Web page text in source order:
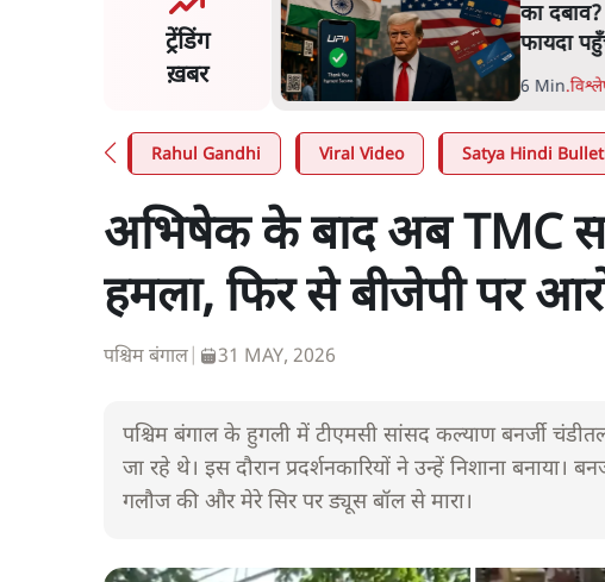
ट्रेंडिंग
ख़बर
वीजा-मास्टरकार्ड को
काली;
इथेनॉल':
5 Min.देश
Rahul Gandhi Viral Video Satya Hindi
अभिषेक के बाद अब TMC
हमला, फिर से बीजेपी पर
पश्चिम बंगाल 31 MAY, 2026
पश्चिम बंगाल के हुगली में टीएमसी सांसद कल्याण बनर्जी
जा रहे थे। इस दौरान प्रदर्शनकारियों ने उन्हें निशाना बनाया।
गलौज की और मेरे सिर पर ड्यूस बॉल से मारा।